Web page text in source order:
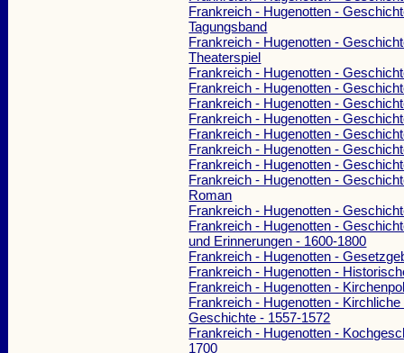
Frankreich - Hugenotten -
Tagungsband
Frankreich - Hugenotten -
Theaterspiel
Frankreich - Hugenotten -
Frankreich - Hugenotten -
Frankreich - Hugenotten -
Frankreich - Hugenotten -
Frankreich - Hugenotten -
Frankreich - Hugenotten -
Frankreich - Hugenotten -
Frankreich - Hugenotten -
Roman
Frankreich - Hugenotten -
Frankreich - Hugenotten -
und Erinnerungen - 1600-1800
Frankreich - Hugenotten -
Frankreich - Hugenotten -
Frankreich - Hugenotten -
Frankreich - Hugenotten -
Geschichte - 1557-1572
Frankreich - Hugenotten -
1700